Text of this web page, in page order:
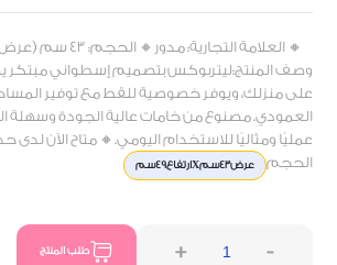
وصف المنتج:ليتربوكس بتصميم إسطواني
على منزلك، ويوفر خصوصية للقط مع توفير
العمودي. مصنوع من خامات عالية الجودة وسهلة
عمليًا ومثاليًا للاستخدام اليومي.🔸 متاح الآن لدى
الحجم
عرض43سمXارتفاع49سم
-
+ طلب المنتج